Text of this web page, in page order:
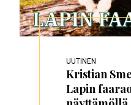
UUTINEN
Kristian
Lapin